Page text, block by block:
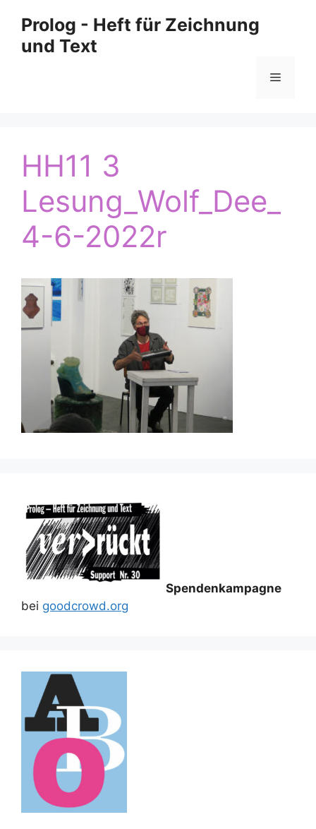
Inhalt
springen
Prolog - Heft für Zeichnung
und Text
Menü
HH11 3
Lesung_Wolf_Dee_
4-6-2022r
Spendenkampagne
bei goodcrowd.org